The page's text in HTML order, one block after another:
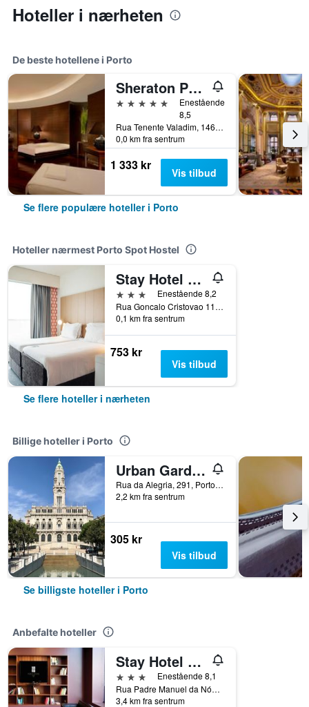
Hoteller i nærheten
De beste hotellene i Porto
Sheraton Porto Hotel & Spa
5 stjerner
Enestående
8,5
Rua Tenente Valadim, 146, Porto, Porto, Portugal
0,0 km fra sentrum
1 333 kr Vis tilbud
Se flere populære hoteller i Porto
Hoteller nærmest Porto Spot Hostel
Stay Hotel Porto Centro Trindade
3 stjernerEnestående 8,2
Rua Goncalo Cristovao 111, Porto, Porto, Portugal
0,1 km fra sentrum
753 kr
Vis tilbud
Se flere hoteller i nærheten
Billige hoteller i Porto
Urban Garden Porto Central Hostel
Rua da Alegria, 291, Porto, Porto, Portugal
2,2 km fra sentrum
305 kr
Vis tilbud
Se billigste hoteller i Porto
Anbefalte hoteller
Stay Hotel Porto Centro Antas
3 stjernerEnestående 8,1
Rua Padre Manuel da Nóbrega 111, Porto, Porto, Portugal
3,4 km fra sentrum